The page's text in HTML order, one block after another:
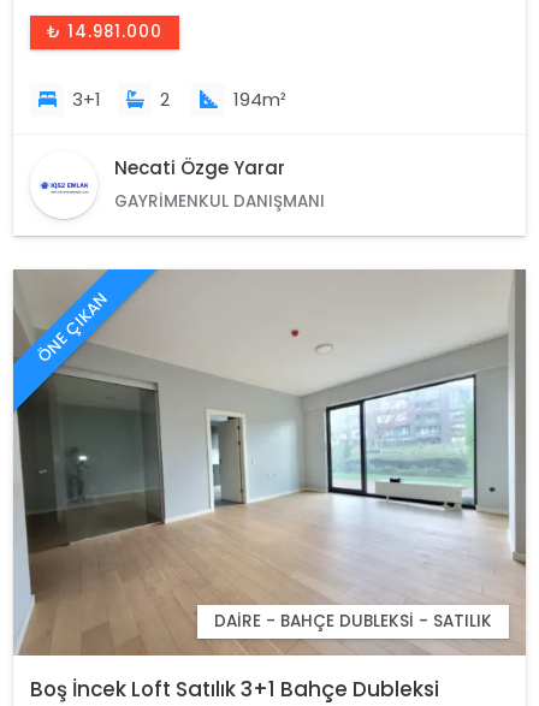
₺ 14.981.000
3+1 2 194m²
Necati Özge Yarar
GAYRIMENKUL DANIŞMANI
ÖNE ÇIKAN
DAIRE - BAHÇE DUBLEKSI - SATILIK
Boş İncek Loft Satılık 3+1 Bahçe Dubleksi